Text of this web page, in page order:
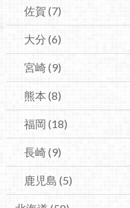
佐賀 (7)
大分 (6)
宮崎(9)
熊本 (8)
福岡 (18)
長崎(9)
鹿児島 (5)